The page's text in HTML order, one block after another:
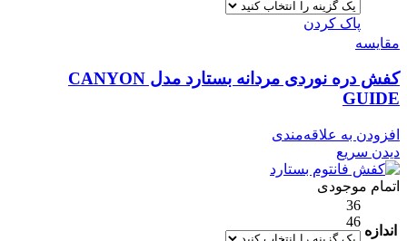
پاک کردن
مقایسه
کفش دره نوردی مردانه بستارد مدل CANYON
GUIDE
افزودن به علاقه‌مندی
دیدن سریع
اتمام موجودی
اندازه
36
46